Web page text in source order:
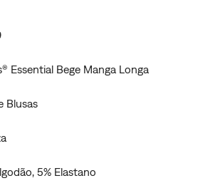
Essential Bege Manga Longa
Blusas
5% Elastano